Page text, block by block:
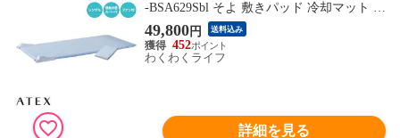
-BSA629Sbl そよ 敷きパッド 冷却マット ク
ール 接触冷感 シーツ付き リモコン付き 小
型ファン内蔵 涼感 蒸れ軽減 ATEX
49,800円 送料込み
452
わくわくライフ
詳細を見る